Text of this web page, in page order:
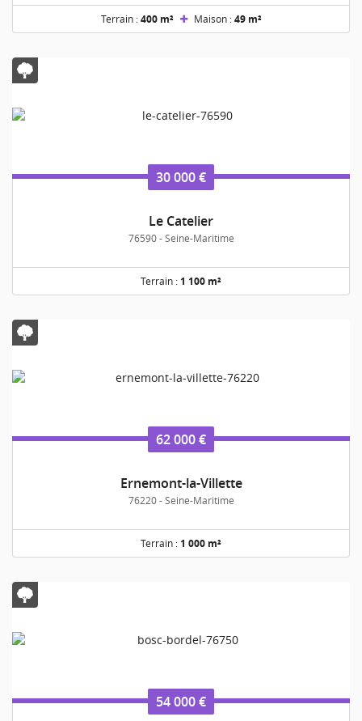
Terrain :400 m² Maison :49 m²
30 000 €
Le Catelier
76590 - Seine-Maritime
Terrain : 1 100 m²
62 000 €
Ernemont-la-Villette
76220 - Seine-Maritime
Terrain : 1 000 m²
54 000 €